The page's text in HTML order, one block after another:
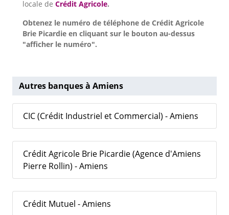
locale de Crédit Agricole.
Obtenez le numéro de téléphone de Crédit Agricole
Brie Picardie en cliquant sur le bouton au-dessus
"afficher le numéro".
Autres banques à Amiens
CIC (Crédit Industriel et Commercial) - Amiens
Crédit Agricole Brie Picardie (Agence d'Amiens
Pierre Rollin) - Amiens
Crédit Mutuel - Amiens